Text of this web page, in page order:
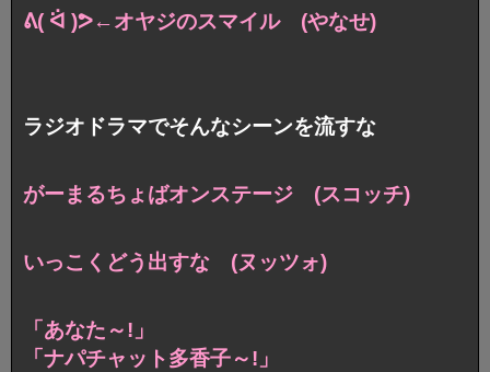
ᕕ( ᐛ )ᕗ←オヤジのスマイル (やなせ)
ラジオドラマでそんなシーンを流すな
がーまるちょばオンステージ (スコッチ)
いっこくどう出すな (ヌッツォ)
「あなた～!」
「ナパチャット多香子～!」